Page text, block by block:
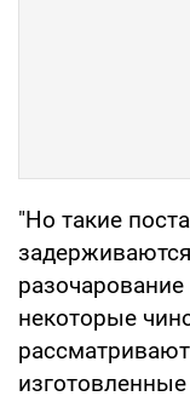
"Но такие
разочарование
некоторые